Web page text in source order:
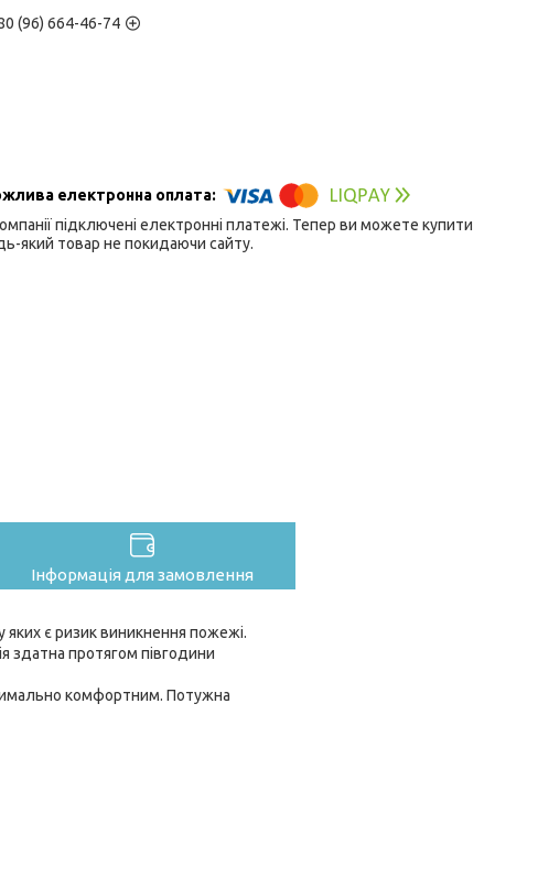
(96) 664-46-74
підключені електронні платежі. Тепер ви можете купити
який товар не покидаючи сайту.
Інформація для замовлення
яких є ризик виникнення пожежі.
здатна протягом півгодини
комфортним. Потужна